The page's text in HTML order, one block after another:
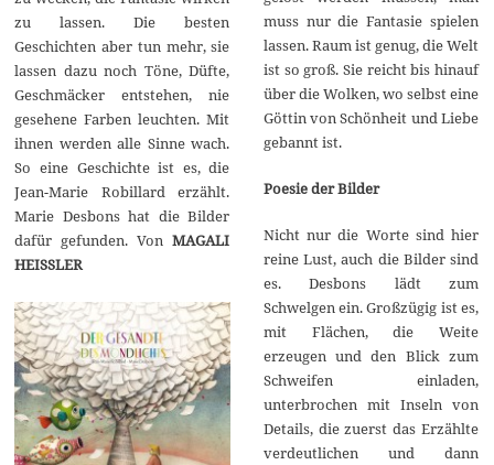
zu lassen. Die besten
Geschichten aber tun mehr, sie
lassen dazu noch Töne, Düfte,
Geschmäcker entstehen, nie
gesehene Farben leuchten. Mit
ihnen werden alle Sinne wach.
So eine Geschichte ist es, die
Jean-Marie Robillard erzählt.
Marie Desbons hat die Bilder
dafür gefunden. VonMAGALI
HEISSLER
muss nur die Fantasie spielen
lassen. Raum ist genug, die Welt
ist so groß. Sie reicht bis hinauf
über die Wolken, wo selbst eine
Göttin von Schönheit und Liebe
gebannt ist.
Poesie der Bilder
Nicht nur die Worte sind hier
reine Lust, auch die Bilder sind
es. Desbons lädt zum
Schwelgen ein. Großzügig ist es,
mit Flächen, die Weite
erzeugen und den Blick zum
Schweifen einladen,
unterbrochen mit Inseln von
Details, die zuerst das Erzählte
verdeutlichen und dann